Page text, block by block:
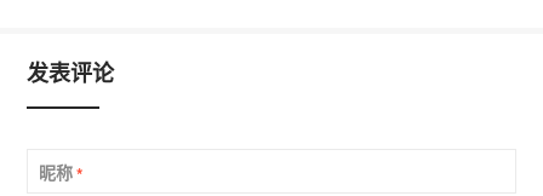
发表评论
昵称*